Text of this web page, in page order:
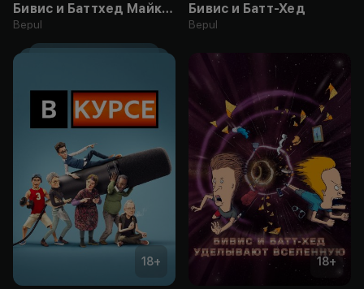
Бивис и Баттхед Майка Джаджа
Bepul
Бивис и Батт-Хед
Bepul
18+ 18+